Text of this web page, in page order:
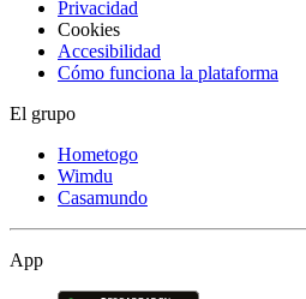
Privacidad
Cookies
Accesibilidad
Cómo funciona la plataforma
El grupo
Hometogo
Wimdu
Casamundo
App